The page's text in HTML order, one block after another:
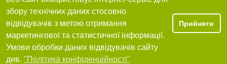
збору технічних даних стосовно
відвідувачів з метою отримання
маркетингової та статистичної інформації.
Умови обробки даних відвідувачів сайту
див. "Політика конфіденційності"
Прийняти